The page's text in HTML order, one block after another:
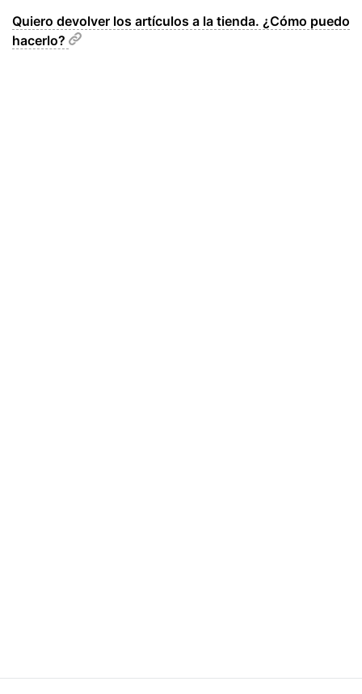
Quiero devolver los artículos a la tienda. ¿Cómo puedo
hacerlo?